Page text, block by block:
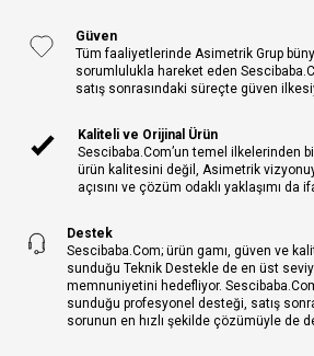
Güven
Tüm faaliyetlerinde Asimetrik Grup
sorumlulukla hareket eden
satış sonrasındaki süreçte güven
Kaliteli ve Orijinal Ürün
Sescibaba.Com’un temel ilkelerinden
ürün kalitesini değil, Asimetrik
açısını ve çözüm odaklı yaklaşımı da
Destek
Sescibaba.Com; ürün gamı, güven ve
sunduğu Teknik Destekle de en üst
memnuniyetini hedefliyor.
sunduğu profesyonel desteği, satış
sorunun en hızlı şekilde çözümüyle de